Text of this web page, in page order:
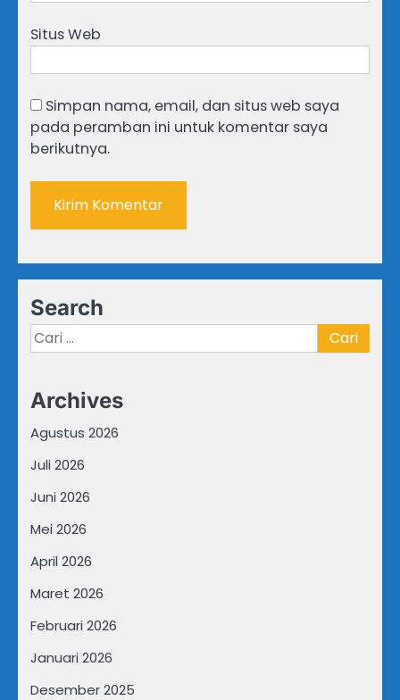
Situs Web
Simpan nama, email, dan situs web saya
pada peramban ini untuk komentar saya
berikutnya.
Search
Cari
untuk:
Archives
Agustus 2026
Juli 2026
Juni 2026
Mei 2026
April 2026
Maret 2026
Februari 2026
Januari 2026
Desember 2025